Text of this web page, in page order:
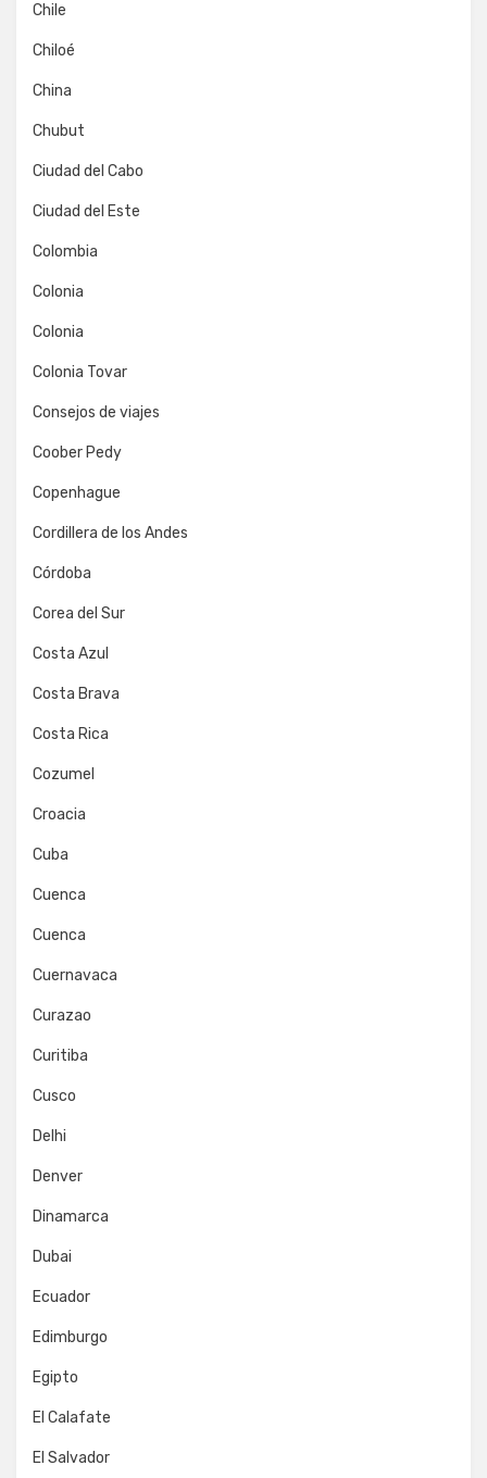
Chile
Chiloé
China
Chubut
Ciudad del Cabo
Ciudad del Este
Colombia
Colonia
Colonia
Colonia Tovar
Consejos de viajes
Coober Pedy
Copenhague
Cordillera de los Andes
Córdoba
Corea del Sur
Costa Azul
Costa Brava
Costa Rica
Cozumel
Croacia
Cuba
Cuenca
Cuenca
Cuernavaca
Curazao
Curitiba
Cusco
Delhi
Denver
Dinamarca
Dubai
Ecuador
Edimburgo
Egipto
El Calafate
El Salvador